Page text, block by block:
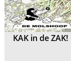
KAK in de ZAK!